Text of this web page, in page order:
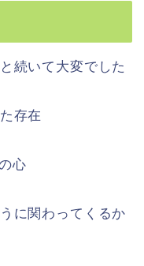
続いて大変でした
存在
心
に関わってくるか